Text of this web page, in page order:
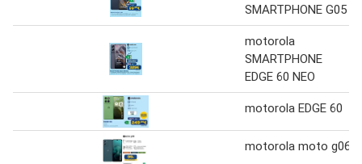
SMARTPHONE G05
motorola
SMARTPHONE
EDGE 60 NEO
motorola EDGE 60
motorola moto g06